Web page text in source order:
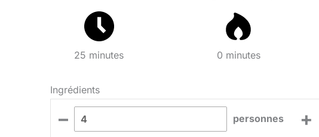
25 minutes 0 minutes
Ingrédients
– personnes +